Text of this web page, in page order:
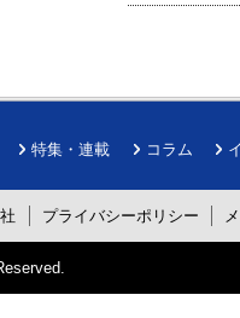
特集・連載 コラム
プライバシーポリシー